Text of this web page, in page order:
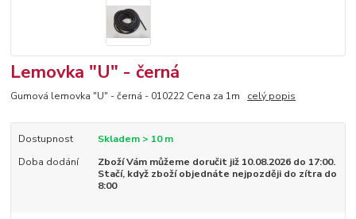
Lemovka "U" - černá
Gumová lemovka "U" - černá - 010222 Cena za 1m celý popis
Dostupnost
Skladem > 10 m
Doba dodání
Zboží Vám můžeme doručit již 10.08.2026 do 17:00.
Stačí, když zboží objednáte nejpozději do zítra do
8:00